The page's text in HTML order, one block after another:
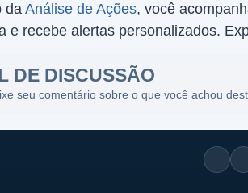
daAnálise de Ações, você
e recebe alertas personalizados.
DE DISCUSSÃO
seu comentário sobre o que você achou